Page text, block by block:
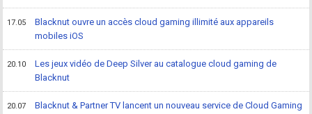
17.05
Blacknut ouvre un accès cloud gaming illimité aux appareils
mobiles iOS
20.10
Les jeux vidéo de Deep Silver au catalogue cloud gaming de
Blacknut
20.07 Blacknut & Partner TV lancent un nouveau service de Cloud Gaming